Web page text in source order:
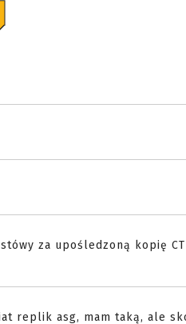
za upośledzoną kopię
replik asg, mam taką, ale